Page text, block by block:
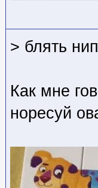
> блять
Как мне
норесуй